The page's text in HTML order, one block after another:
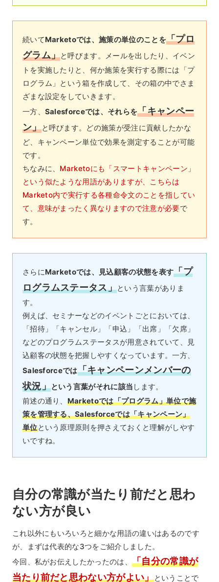
続いてMarketoでは、施策の単位のことを「プロ
グラム」と呼びます。メールを出したり、イベン
トを実施したりと、何か施策を実行する際には「プ
ログラム」という箱を作成して、その箱の中でさま
ざまな設定をしていきます。
一方、 Salesforceでは、それらを「キャンペー
ン」と呼びます。どの施策が受注に貢献したかな
ど、キャンペーン単位で効果を測定することが可能
です。
ちなみに、 Marketoにも「スマートキャンペーン」
という似たような用語がありますが、こちらは
Marketo内で実行する各種命令文のことを指してい
て、意味がまったく異なりますので注意が必要で
す。
さらにMarketoでは、見込顧客の状態を表す「プ
ログラムステータス」という言葉がありま
す。
例えば、セミナーなどのイベントごとにおいては、
「招待」「キャンセル」「申込」「出席」「欠席」
などのプログラムステータスが用意されていて、見
込顧客の状態を把握しやすくなっています。一方、
Salesforceでは「キャンペーンメンバーの
状況」という言葉がそれに該当 します。
前述の通り、 Marketoでは「プログラム」単位で施
策を管理する、Salesforceでは「キャンペーン」
単位という原理原則を押さえておくと理解がしやす
いですね。
自分の常識が当たり前だと思わ
ない方が良い
これ以外にもいろいろと細かな用語の違いはあるのです
が、まずは代表的な3つをご紹介しました。
今回、私がお伝えしたかったのは、 「自分の常識が
当たり前だと思わない方がよい」ということで